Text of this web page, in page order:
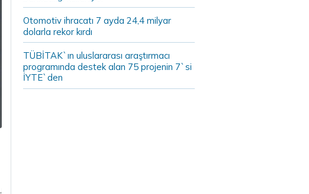
Otomotiv ihracatı 7 ayda 24,4 milyar
dolarla rekor kırdı
TÜBİTAK`ın uluslararası araştırmacı
programında destek alan 75 projenin 7`si
İYTE`den